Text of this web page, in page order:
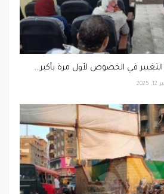
في الخصوص لأول مرة بأكبر…